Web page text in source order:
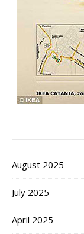
August 2025
July 2025
April 2025